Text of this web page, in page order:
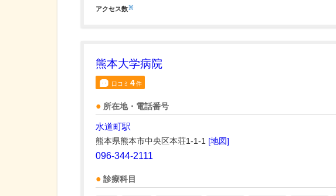
アクセス数※
熊本大学病院
口コミ 4件
所在地・電話番号
水道町駅
熊本県熊本市中央区本荘1-1-1 [地図]
096-344-2111
診療科目